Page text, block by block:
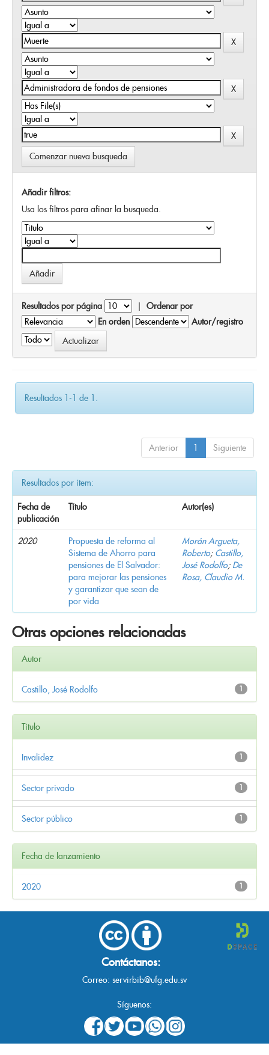
Comenzar nueva busqueda
Añadir filtros:
Usa los filtros para afinar la busqueda.
Resultados por página | Ordenar por
En orden
Autor/registro
Resultados 1-1 de 1.
Anterior 1 Siguiente
Resultados por ítem:
Fecha de
publicación
Título Autor(es)
2020
Propuesta de reforma al
Sistema de Ahorro para
pensiones de El Salvador:
para mejorar las pensiones
y garantizar que sean de
por vida
Morán Argueta,
Roberto; Castillo,
José Rodolfo; De
Rosa, Claudio M.
Otras opciones relacionadas
Autor
1
Castillo, José Rodolfo
Título
1
Invalidez
1
Sector privado
1
Sector público
Fecha de lanzamiento
1
2020
Contáctanos:
Correo: servirbib@ufg.edu.sv
Síguenos: